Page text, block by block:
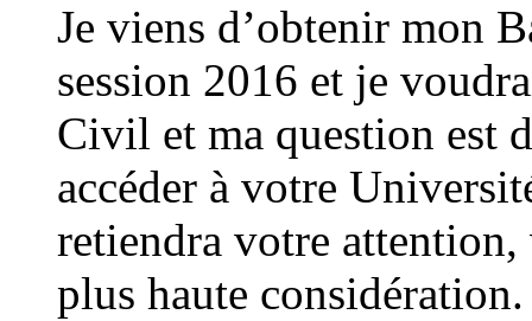
Je viens d’obtenir mon
session 2016 et je
Civil et ma question est
accéder à votre
retiendra votre attention,
plus haute considération.